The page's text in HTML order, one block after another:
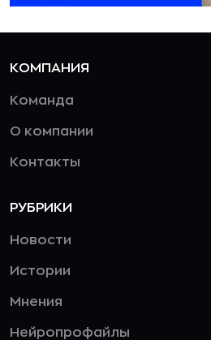
КОМПАНИЯ
Команда
О компании
Контакты
РУБРИКИ
Новости
Истории
Мнения
Нейропрофайлы